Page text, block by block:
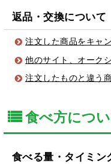
返品・交換について
注文した商品をキャ
他のサイト、オーク
注文したものと違う
食べ方につ
食べる量・タイミン